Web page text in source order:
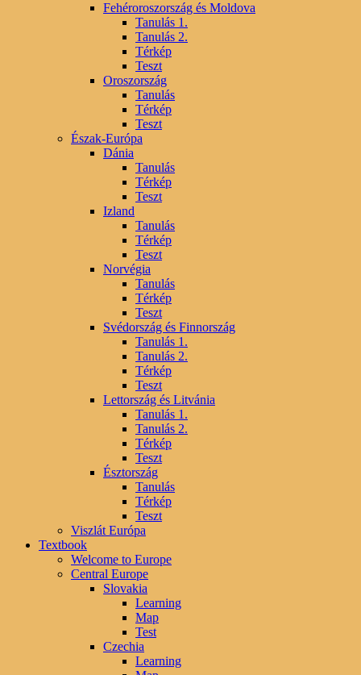
Fehéroroszország és Moldova
Tanulás 1.
Tanulás 2.
Térkép
Teszt
Oroszország
Tanulás
Térkép
Teszt
Észak-Európa
Dánia
Tanulás
Térkép
Teszt
Izland
Tanulás
Térkép
Teszt
Norvégia
Tanulás
Térkép
Teszt
Svédország és Finnország
Tanulás 1.
Tanulás 2.
Térkép
Teszt
Lettország és Litvánia
Tanulás 1.
Tanulás 2.
Térkép
Teszt
Észtország
Tanulás
Térkép
Teszt
Viszlát Európa
Textbook
Welcome to Europe
Central Europe
Slovakia
Learning
Map
Test
Czechia
Learning